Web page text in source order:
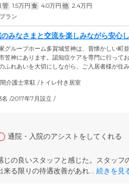
管 1.5万円 食 4.0万円 他 2.4万円
ラン
みなさまと交流を楽しみながら安心
す
グループホーム多賀城笠神は、昔懐かしい町
笠神にあります。認知症ケアを専門に行って
ふれあいを大切にしながら、ご入居者様が住
し、すべておひとり用の個室をご用意いたしま
ない居心地のいい環境でお過ごしください。共
介護士常駐 /トイレ付き居室
名 /2017年7月設立 /
通院・入院のアシストをしてくれる
じの良いスタッフと感じた。スタッフ
来る限りの待遇改善があれ... 続きを見